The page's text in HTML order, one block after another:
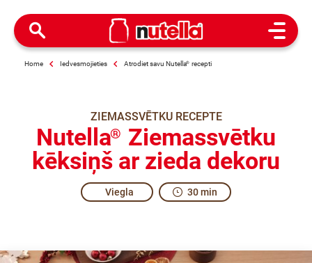
Open
Home Iedvesmojieties Atrodiet savu Nutella® recepti
ZIEMASSVĒTKU RECEPTE
Nutella® Ziemassvētku
kēksiņš ar zieda dekoru
Viegla 30 min